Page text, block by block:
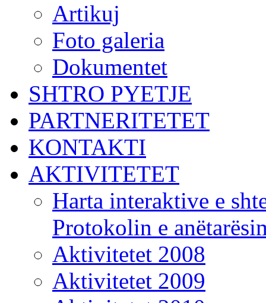
Artikuj
Foto galeria
Dokumentet
SHTRO PYETJE
PARTNERITETET
KONTAKTI
AKTIVITETET
Harta interaktive e
Protokolin e
Aktivitetet 2008
Aktivitetet 2009